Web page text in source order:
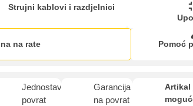
Strujni kablovi i razdjelnici
na rate Pomoć
Jednostavan
povrat
Garancija
na povrat
Artikal